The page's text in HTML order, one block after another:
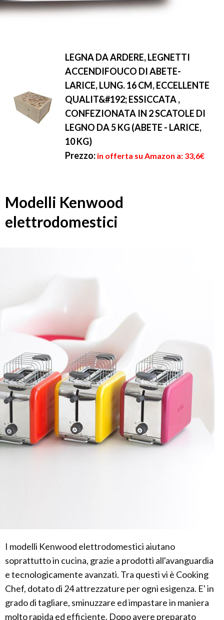
LEGNA DA ARDERE, LEGNETTI
ACCENDIFOUCO DI ABETE-
LARICE, LUNG. 16 CM, ECCELLENTE
QUALIT&#192; ESSICCATA ,
CONFEZIONATA IN 2 SCATOLE DI
LEGNO DA 5 KG (ABETE - LARICE,
10 KG)
Prezzo: in offerta su Amazon a: 33,6€
Modelli Kenwood
elettrodomestici
I modelli Kenwood elettrodomestici aiutano
soprattutto in cucina, grazie a prodotti all'avanguardia
e tecnologicamente avanzati. Tra questi vi è Cooking
Chef, dotato di 24 attrezzature per ogni esigenza. E' in
grado di tagliare, sminuzzare ed impastare in maniera
molto rapida ed efficiente. Dopo avere preparato